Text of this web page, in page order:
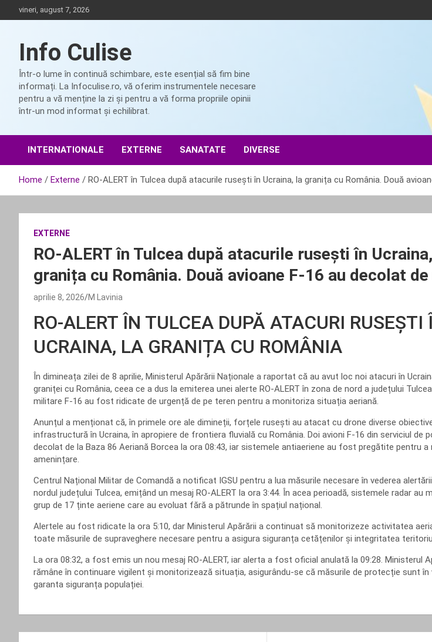
to
vineri, august 7, 2026
Info Culise
Într-o lume în continuă schimbare, este esențial să fim bine
informați. La Infoculise.ro, vă oferim instrumentele necesare
pentru a vă menține la zi și pentru a vă forma propriile opinii
într-un mod informat și echilibrat.
INTERNATIONALE EXTERNE SANATATE DIVERSE
Home Externe RO-ALERT în Tulcea după atacurile rusești în Ucraina, la granița cu România. Două
EXTERNE
RO-ALERT în Tulcea după atacurile rusești în
granița cu România. Două avioane F-16 au decolat
aprilie 8, 2026 M Lavinia
RO-ALERT ÎN TULCEA DUPĂ ATACURI RUSEȘTI
UCRAINA, LA GRANIȚA CU ROMÂNIA
În dimineața zilei de 8 aprilie, Ministerul Apărării Naționale a raportat că au avut loc noi atacuri în
graniței cu România, ceea ce a dus la emiterea unei alerte RO-ALERT în zona de nord a județului
militare F-16 au fost ridicate de urgență de pe teren pentru a monitoriza situația aeriană.
Anunțul a menționat că, în primele ore ale dimineții, forțele rusești au atacat cu drone diverse
infrastructură în Ucraina, în apropiere de frontiera fluvială cu România. Doi avioni F-16 din serviciul de
decolat de la Baza 86 Aeriană Borcea la ora 08:43, iar sistemele antiaeriene au fost pregătite pentru a
amenințare.
Centrul Național Militar de Comandă a notificat IGSU pentru a lua măsurile necesare în vederea
nordul județului Tulcea, emițând un mesaj RO-ALERT la ora 3:44. În acea perioadă, sistemele radar au
grup de 17 ținte aeriene care au evoluat fără a pătrunde în spațiul național.
Alertele au fost ridicate la ora 5:10, dar Ministerul Apărării a continuat să monitorizeze activitatea
toate măsurile de supraveghere necesare pentru a asigura siguranța cetățenilor și integritatea
La ora 08:32, a fost emis un nou mesaj RO-ALERT, iar alerta a fost oficial anulată la 09:28. Ministerul
rămâne în continuare vigilent și monitorizează situația, asigurându-se că măsurile de protecție sunt în
garanta siguranța populației.